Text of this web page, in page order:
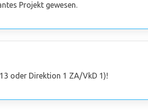
Projekt gewesen.
oder Direktion 1 ZA/VkD 1)!